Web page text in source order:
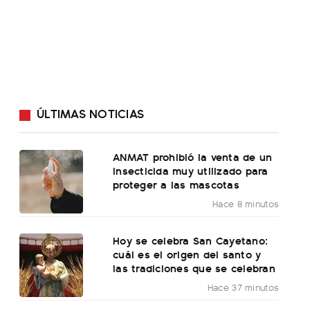
ÚLTIMAS NOTICIAS
ANMAT prohibió la venta de un
insecticida muy utilizado para
proteger a las mascotas
Hace 8 minutos
Hoy se celebra San Cayetano:
cuál es el origen del santo y
las tradiciones que se celebran
Hace 37 minutos